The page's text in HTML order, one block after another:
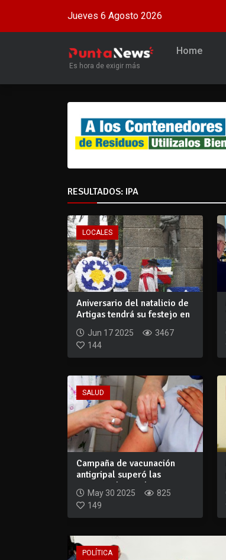
Jueves 6 Agosto 2026
Es hora de exigir más
Home
RESULTADOS: IPA
LOCALES
Aniversario del natalicio de
Artigas tendrá su festejo en
Jun 17 2025
3467
144
SALUD
Campaña de vacunación
antigripal superó las
400.000 dosis ad...
May 30 2025
825
149
POLÍTICA